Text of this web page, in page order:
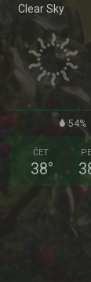
Clear Sky
54%
ČET
38°